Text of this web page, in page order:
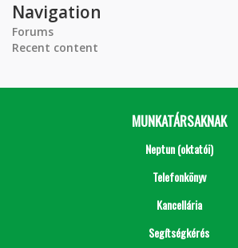
Navigation
Forums
Recent content
MUNKATÁRSAKNAK
Neptun (oktatói)
Telefonkönyv
Kancellária
Segítségkérés